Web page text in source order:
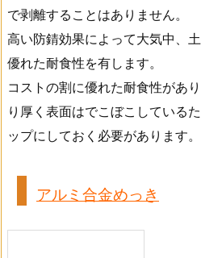
で剥離することはありません。
高い防錆効果によって大気中、
優れた耐食性を有します。
コストの割に優れた耐食性があ
り厚く表面はでこぼこしている
ップにしておく必要があります。
アルミ合金めっき